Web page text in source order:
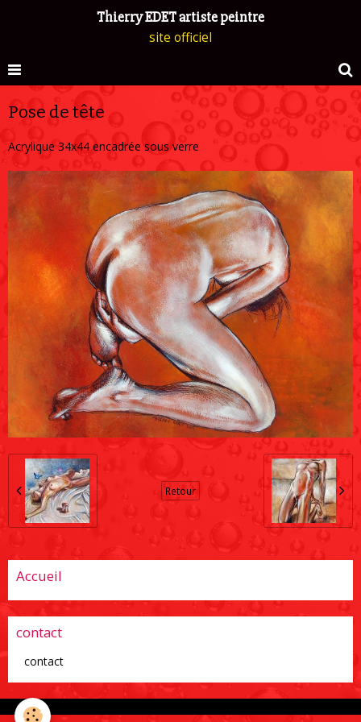
Thierry EDET artiste peintre
site officiel
Pose de tête
Acrylique 34x44 encadrée sous verre
Retour
Accueil
contact
contact